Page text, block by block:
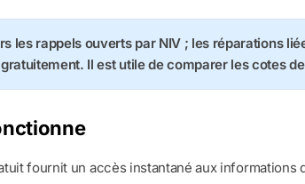
les rappels ouverts par NIV ; les réparations
Il est utile de comparer les cotes
fournit un accès instantané aux informations